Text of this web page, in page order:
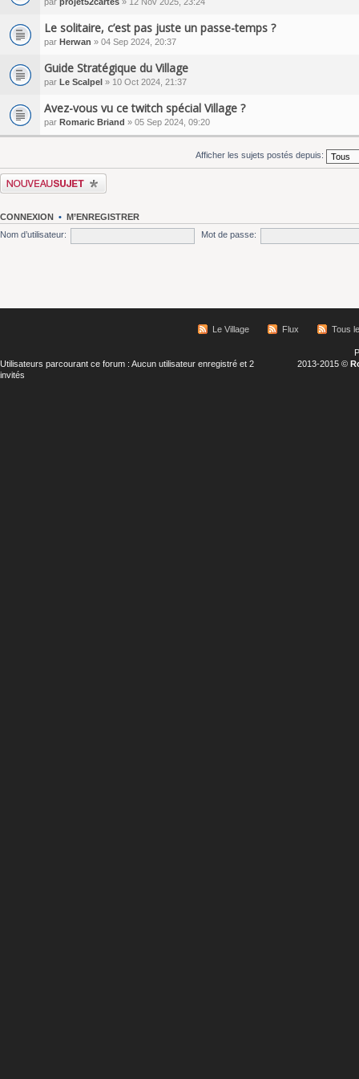
Le solitaire, c’est pas juste un passe-temps ?
par Herwan » 04 Sep 2024, 20:37
Guide Stratégique du Village
par Le Scalpel » 10 Oct 2024, 21:37
Avez-vous vu ce twitch spécial Village ?
par Romaric Briand » 05 Sep 2024, 09:20
Afficher les sujets postés depuis:
Écrire un nouveau sujet
CONNEXION • M’ENREGISTRER
Nom d’utilisateur:
Mot de passe:
Le Village Flux Tous
Utilisateurs parcourant ce forum : Aucun utilisateur enregistré et 2
invités
2013-2015 ©